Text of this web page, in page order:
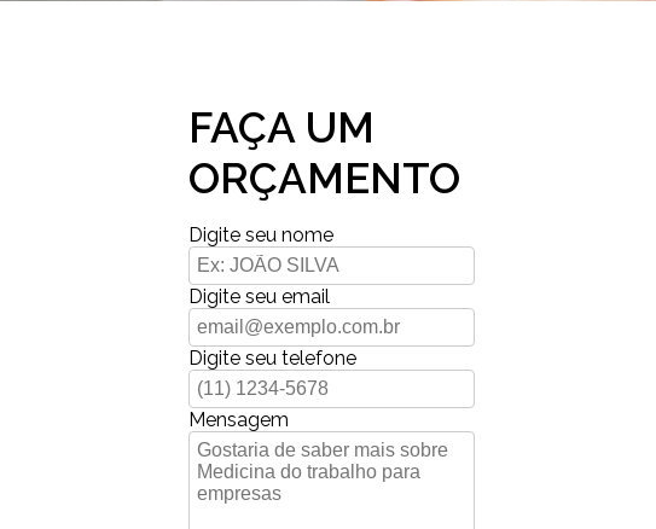
FAÇA UM
ORÇAMENTO
Digite seu nome
Digite seu email
Digite seu telefone
Mensagem